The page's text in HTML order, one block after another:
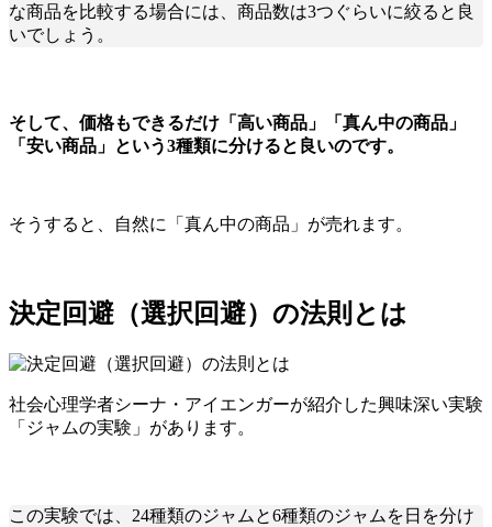
な商品を比較する場合には、商品数は3つぐらいに絞ると良
いでしょう。
そして、価格もできるだけ「高い商品」「真ん中の商品」
「安い商品」という3種類に分けると良いのです。
そうすると、自然に「真ん中の商品」が売れます。
決定回避（選択回避）の法則とは
社会心理学者シーナ・アイエンガーが紹介した興味深い実験
「ジャムの実験」があります。
この実験では、24種類のジャムと6種類のジャムを日を分け